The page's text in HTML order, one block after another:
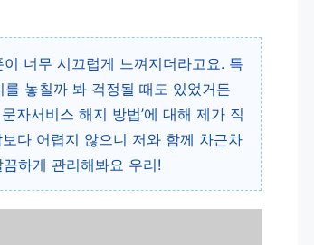
너무 시끄럽게 느껴지더라고요. 특
놓칠까 봐 걱정될 때도 있었거든
자서비스 해지 방법’에 대해 제가 직
다 어렵지 않으니 저와 함께 차근차
하게 관리해봐요 우리!